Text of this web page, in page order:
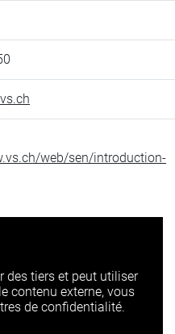
web/sen/introduction-
des tiers et peut utiliser
contenu externe, vous
de confidentialité.